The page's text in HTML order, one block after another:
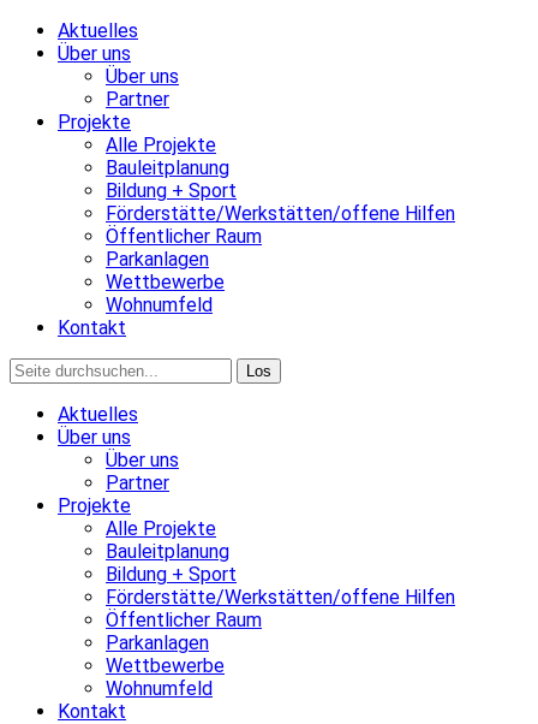
Aktuelles
Über uns
Über uns
Partner
Projekte
Alle Projekte
Bauleitplanung
Bildung + Sport
Förderstätte/Werkstätten/offene Hilfen
Öffentlicher Raum
Parkanlagen
Wettbewerbe
Wohnumfeld
Kontakt
Aktuelles
Über uns
Über uns
Partner
Projekte
Alle Projekte
Bauleitplanung
Bildung + Sport
Förderstätte/Werkstätten/offene Hilfen
Öffentlicher Raum
Parkanlagen
Wettbewerbe
Wohnumfeld
Kontakt